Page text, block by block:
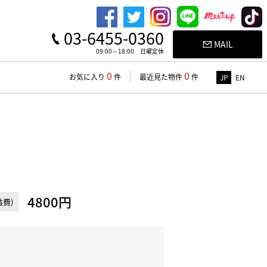
03-6455-0360
09:00～18:00 日曜定休
MAIL
お気に入り 0 件 最近見た物件0 件 JP EN
費) 4800円